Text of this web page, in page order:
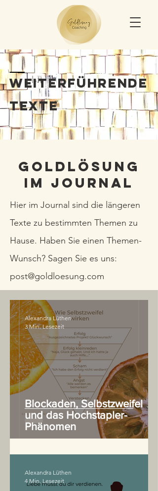
Weiterführende
Texte
Goldlösung
im Journal
Hier im Journal sind die längeren
Texte zu bestimmten Themen zu
Hause. Haben Sie einen Themen-
Wunsch? Sagen Sie es uns:
post@goldloesung.com
Blockaden, Selbstzweifel
und das Hochstapler-
Phänomen
Alexandra Lüthen
3 Min. Lesezeit
Alexandra Lüthen
4 Min. Lesezeit